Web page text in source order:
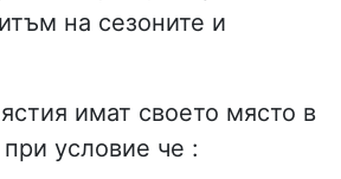
на сезоните и
имат своето място в
при условие че :